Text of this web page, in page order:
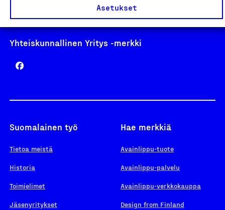
Asetukset
Yhteiskunnallinen Yritys -merkki
Suomalainen työ
Tietoa meistä
Historia
Toimielimet
Jäsenyritykset
Hae merkkiä
Avainlippu-tuote
Avainlippu-palvelu
Avainlippu-verkkokauppa
Design from Finland